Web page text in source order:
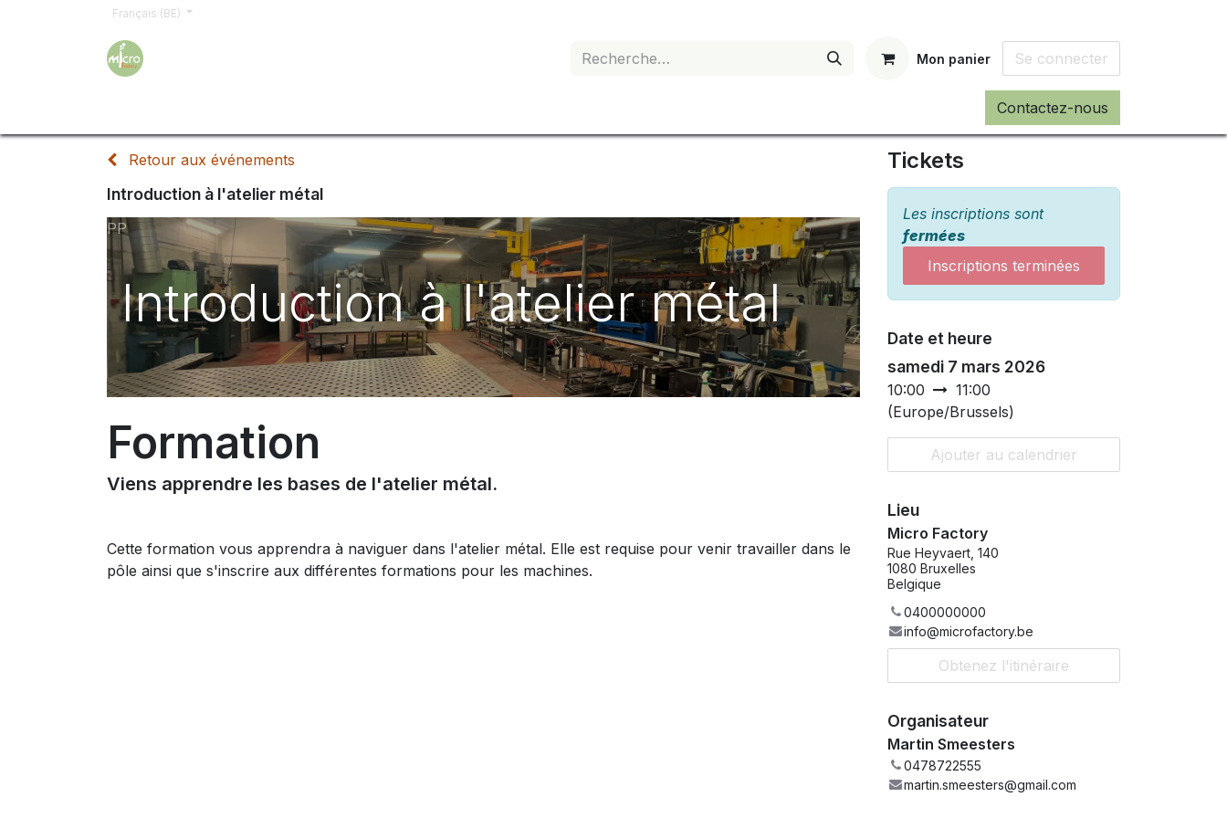
Français (BE)
Mon panier Se connecter
Contactez-nous
Retour aux événements
Introduction à l'atelier métal
PP
Introduction à l'atelier métal
Formation
Viens apprendre les bases de l'atelier métal.
Cette formation vous apprendra à naviguer dans l'atelier métal. Elle est requise pour venir travailler dans le
pôle ainsi que s'inscrire aux différentes formations pour les machines.
Tickets
Les inscriptions sont
fermées
Inscriptions terminées
Date et heure
samedi 7 mars 2026
10:00
11:00
(Europe/Brussels)
Ajouter au calendrier
Lieu
Micro Factory
Rue Heyvaert, 140
1080 Bruxelles
Belgique
0400000000
info@microfactory.be
Obtenez l'itinéraire
Organisateur
Martin Smeesters
0478722555
martin.smeesters@gmail.com